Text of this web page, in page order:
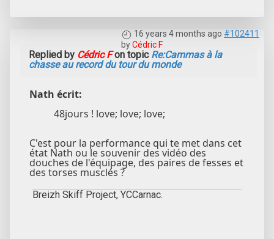
16 years 4 months ago #102411
byCédric F
Replied by Cédric Fon topic Re:Cammas à la
chasse au record du tour du monde
Nath écrit:
48jours ! love; love; love;
C'est pour la performance qui te met dans cet
état Nath ou le souvenir des vidéo des
douches de l'équipage, des paires de fesses et
des torses musclés ?
Breizh Skiff Project, YCCarnac.